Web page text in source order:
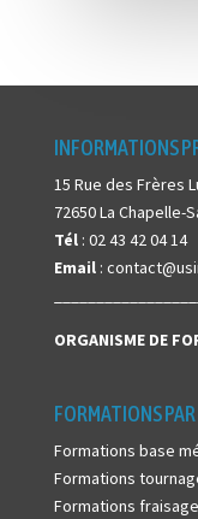
INFORMATIONS
15 Rue des Frères
72650 La Chapelle-
Tél: 02 43 42 04 14
Email:
ORGANISME DE
FORMATIONS
Formations base
Formations
Formations fraisage